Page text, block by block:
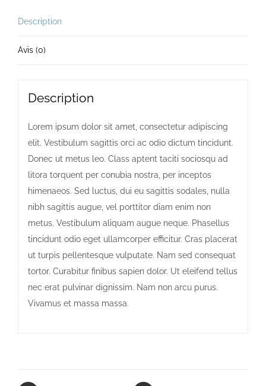
Description
Avis (0)
Description
Lorem ipsum dolor sit amet, consectetur adipiscing
elit. Vestibulum sagittis orci ac odio dictum tincidunt.
Donec ut metus leo. Class aptent taciti sociosqu ad
litora torquent per conubia nostra, per inceptos
himenaeos. Sed luctus, dui eu sagittis sodales, nulla
nibh sagittis augue, vel porttitor diam enim non
metus. Vestibulum aliquam augue neque. Phasellus
tincidunt odio eget ullamcorper efficitur. Cras placerat
ut turpis pellentesque vulputate. Nam sed consequat
tortor. Curabitur finibus sapien dolor. Ut eleifend tellus
nec erat pulvinar dignissim. Nam non arcu purus.
Vivamus et massa massa.